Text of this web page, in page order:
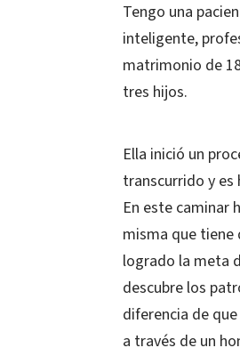
Tengo una
inteligente,
matrimonio de
tres hijos.
Ella inició un
transcurrido y es
En este caminar
misma que tiene
logrado la meta
descubre los
diferencia de
a través de un